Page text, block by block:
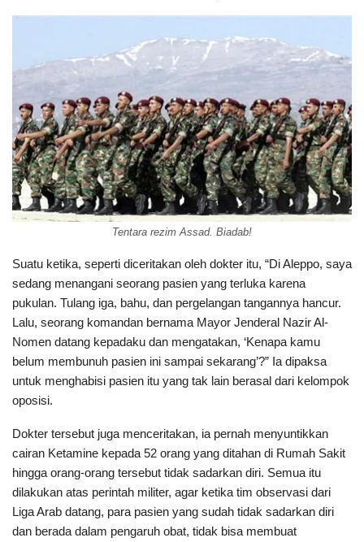
Tentara rezim Assad. Biadab!
Suatu ketika, seperti diceritakan oleh dokter itu, “Di Aleppo, saya
sedang menangani seorang pasien yang terluka karena
pukulan. Tulang iga, bahu, dan pergelangan tangannya hancur.
Lalu, seorang komandan bernama Mayor Jenderal Nazir Al-
Nomen datang kepadaku dan mengatakan, ‘Kenapa kamu
belum membunuh pasien ini sampai sekarang’?” Ia dipaksa
untuk menghabisi pasien itu yang tak lain berasal dari kelompok
oposisi.
Dokter tersebut juga menceritakan, ia pernah menyuntikkan
cairan Ketamine kepada 52 orang yang ditahan di Rumah Sakit
hingga orang-orang tersebut tidak sadarkan diri. Semua itu
dilakukan atas perintah militer, agar ketika tim observasi dari
Liga Arab datang, para pasien yang sudah tidak sadarkan diri
dan berada dalam pengaruh obat, tidak bisa membuat